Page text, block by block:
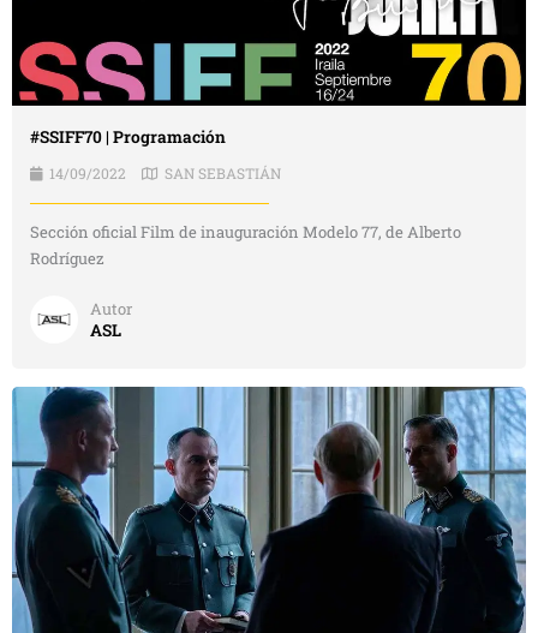
#SSIFF70 | Programación
14/09/2022 SAN SEBASTIÁN
Sección oficial Film de inauguración Modelo 77, de Alberto
Rodríguez
Autor
ASL